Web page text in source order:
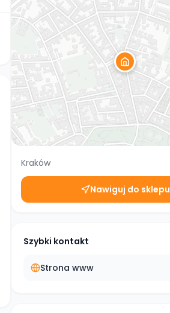
Kraków
Nawiguj do sklepu
Szybki kontakt
Strona www